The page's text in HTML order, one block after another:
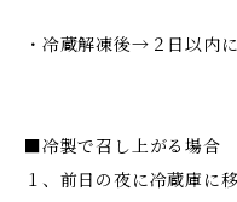
・冷蔵解凍後→２日以内
■冷製で召し上がる場合
１、前日の夜に冷蔵庫に